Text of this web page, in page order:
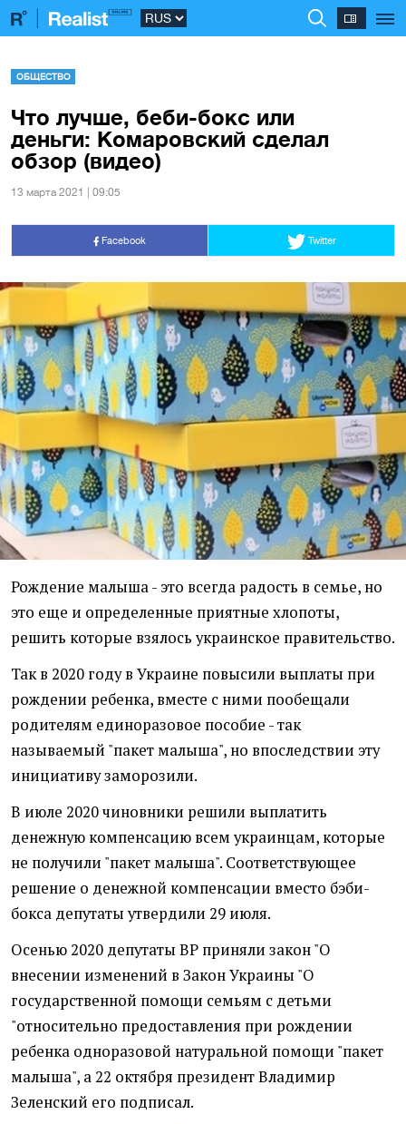
ОБЩЕСТВО
Что лучше, беби-бокс или
деньги: Комаровский сделал
обзор (видео)
13 марта 2021 | 09:05
Facebook Twitter
Рождение малыша - это всегда радость в семье, но
это еще и определенные приятные хлопоты,
решить которые взялось украинское правительство.
Так в 2020 году в Украине повысили выплаты при
рождении ребенка, вместе с ними пообещали
родителям единоразовое пособие - так
называемый "пакет малыша", но впоследствии эту
инициативу заморозили.
В июле 2020 чиновники решили выплатить
денежную компенсацию всем украинцам, которые
не получили "пакет малыша". Соответствующее
решение о денежной компенсации вместо бэби-
бокса депутаты утвердили 29 июля.
Осенью 2020 депутаты ВР приняли закон "О
внесении изменений в Закон Украины "О
государственной помощи семьям с детьми
"относительно предоставления при рождении
ребенка одноразовой натуральной помощи "пакет
малыша", а 22 октября президент Владимир
Зеленский его подписал.